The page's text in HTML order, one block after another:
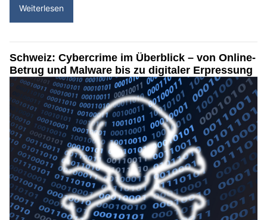
Weiterlesen
Schweiz: Cybercrime im Überblick – von Online-
Betrug und Malware bis zu digitaler Erpressung